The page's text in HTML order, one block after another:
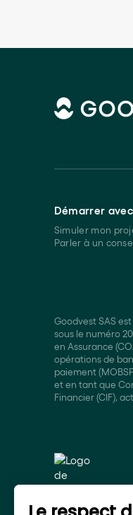
Démarrer
Simuler mon
Parler à un
Goodvest SAS
sous le numéro
en Assurance
opérations de
paiement
et en tant que
Financier (CIF),